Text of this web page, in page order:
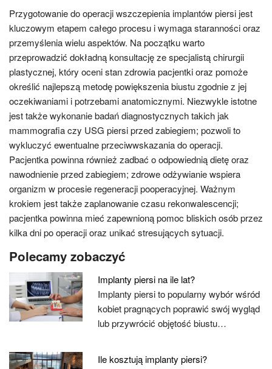
Przygotowanie do operacji wszczepienia implantów piersi jest
kluczowym etapem całego procesu i wymaga staranności oraz
przemyślenia wielu aspektów. Na początku warto
przeprowadzić dokładną konsultację ze specjalistą chirurgii
plastycznej, który oceni stan zdrowia pacjentki oraz pomoże
określić najlepszą metodę powiększenia biustu zgodnie z jej
oczekiwaniami i potrzebami anatomicznymi. Niezwykle istotne
jest także wykonanie badań diagnostycznych takich jak
mammografia czy USG piersi przed zabiegiem; pozwoli to
wykluczyć ewentualne przeciwwskazania do operacji.
Pacjentka powinna również zadbać o odpowiednią dietę oraz
nawodnienie przed zabiegiem; zdrowe odżywianie wspiera
organizm w procesie regeneracji pooperacyjnej. Ważnym
krokiem jest także zaplanowanie czasu rekonwalescencji;
pacjentka powinna mieć zapewnioną pomoc bliskich osób przez
kilka dni po operacji oraz unikać stresujących sytuacji.
Polecamy zobaczyć
Implanty piersi na ile lat?
Implanty piersi to popularny wybór wśród
kobiet pragnących poprawić swój wygląd
lub przywrócić objętość biustu…
Ile kosztują implanty piersi?